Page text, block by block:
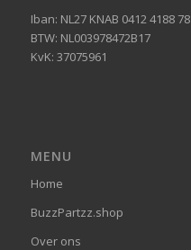
Iban: NL27 KNAB 0412 4188 78
BTW: NL003978472B17
KvK: 37075961
MENU
Home
BuzzPartzz.shop
Over ons